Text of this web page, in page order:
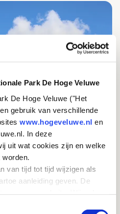
Park De Hoge Veluwe
De Hoge Veluwe ("Het
gebruik van verschillende
www.hogeveluwe.nl en
In deze
uit wat cookies zijn en welke
van tijd tot tijd wijzigen als
aanleiding geven. De